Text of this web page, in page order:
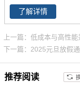
接器的方式将处理器的
以最便利的方式全部引
便用户二次开发的同时
设计，为您的项目提供
估及设计依据。
微专为AIoT市场打造的
了解详情
上一篇：低成本与高性
下一篇：2025元旦放假
推荐阅读